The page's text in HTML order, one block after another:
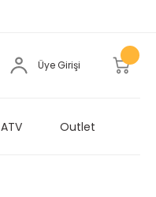
Üye Girişi
ATV Outlet